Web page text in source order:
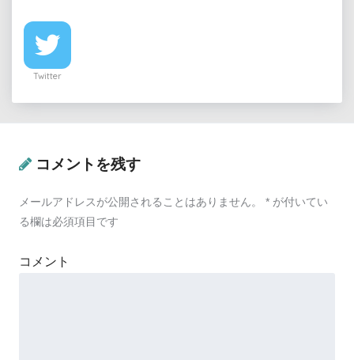
Twitter
コメントを残す
メールアドレスが公開されることはありません。 * が付いてい
る欄は必須項目です
コメント